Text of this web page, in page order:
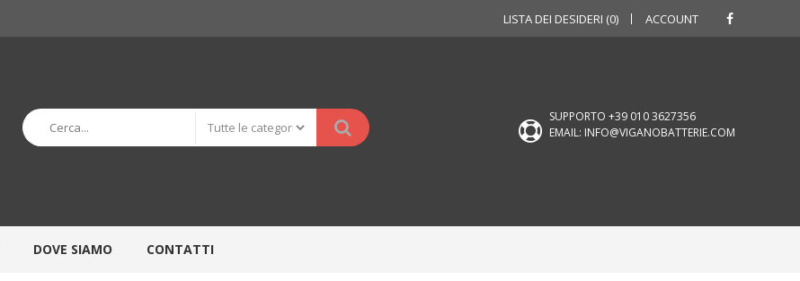
LISTA DEI DESIDERI (0) ACCOUNT
SUPPORTO +39 010 3627356
EMAIL: INFO@VIGANOBATTERIE.COM
DOVE SIAMO CONTATTI